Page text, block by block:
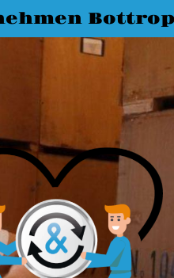
Bottrop